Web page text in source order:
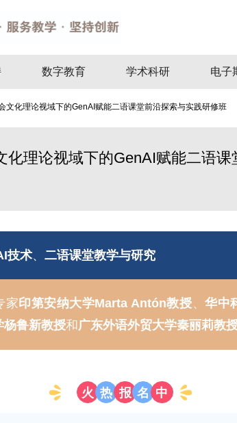
数字教育 学术科研 电子
文化理论视域下的GenAI赋能二语课堂前沿探索与实践研修班
理论视域下的GenAI赋能二语
技术、 二语课堂教学与研究
家印第安纳大学Marta Antón教授、华中
杨鲁新教授和 广东外语外贸大学秦丽莉教
火 热 报 名 中